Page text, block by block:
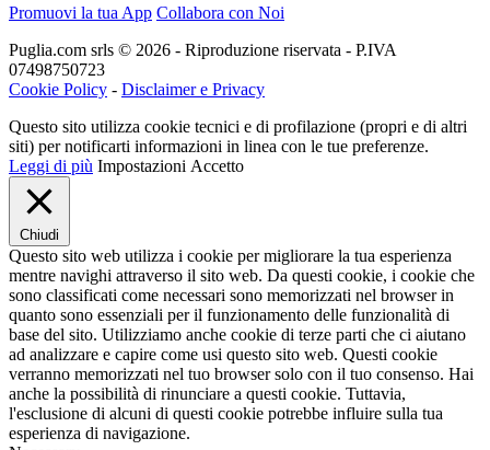
Promuovi la tua App Collabora con Noi
Puglia.com srls © 2026 - Riproduzione riservata - P.IVA
07498750723
Cookie Policy - Disclaimer e Privacy
Questo sito utilizza cookie tecnici e di profilazione (propri e di altri
siti) per notificarti informazioni in linea con le tue preferenze.
Leggi di più Impostazioni Accetto
Chiudi
Questo sito web utilizza i cookie per migliorare la tua esperienza
mentre navighi attraverso il sito web. Da questi cookie, i cookie che
sono classificati come necessari sono memorizzati nel browser in
quanto sono essenziali per il funzionamento delle funzionalità di
base del sito. Utilizziamo anche cookie di terze parti che ci aiutano
ad analizzare e capire come usi questo sito web. Questi cookie
verranno memorizzati nel tuo browser solo con il tuo consenso. Hai
anche la possibilità di rinunciare a questi cookie. Tuttavia,
l'esclusione di alcuni di questi cookie potrebbe influire sulla tua
esperienza di navigazione.